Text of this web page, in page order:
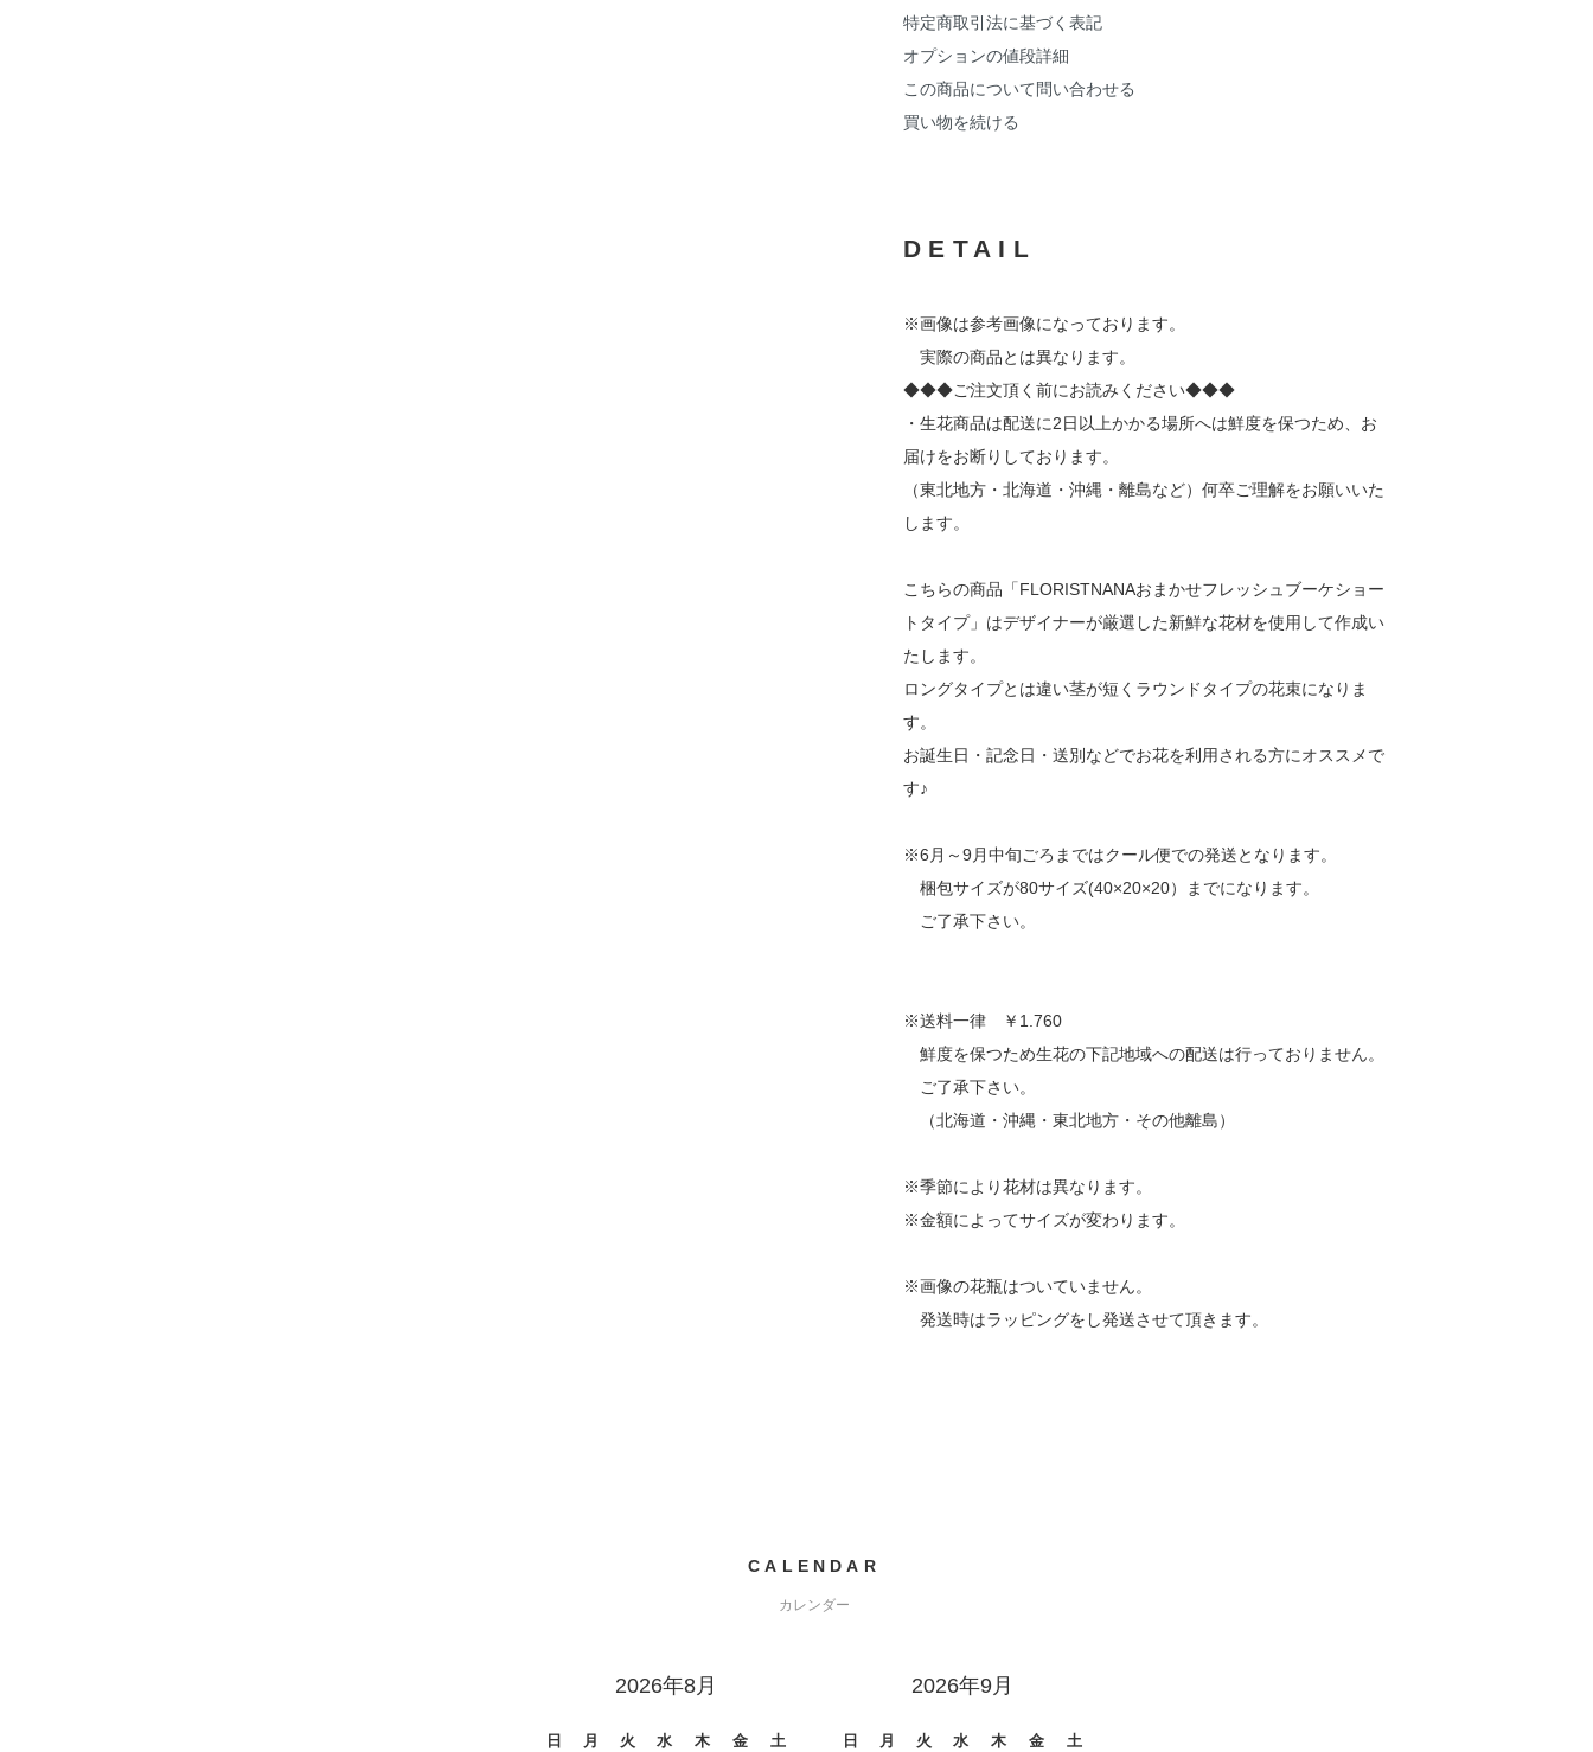
特定商取引法に基づく表記
オプションの値段詳細
この商品について問い合わせる
買い物を続ける
DETAIL
※画像は参考画像になっております。
実際の商品とは異なります。
◆◆◆ご注文頂く前にお読みください◆◆◆
・生花商品は配送に2日以上かかる場所へは鮮度を保つため、お
届けをお断りしております。
（東北地方・北海道・沖縄・離島など）何卒ご理解をお願いいた
します。
こちらの商品「FLORISTNANAおまかせフレッシュブーケショー
トタイプ」はデザイナーが厳選した新鮮な花材を使用して作成い
たします。
ロングタイプとは違い茎が短くラウンドタイプの花束になりま
す。
お誕生日・記念日・送別などでお花を利用される方にオススメで
す♪
※6月～9月中旬ごろまではクール便での発送となります。
梱包サイズが80サイズ(40×20×20）までになります。
ご了承下さい。
※送料一律 ￥1.760
鮮度を保つため生花の下記地域への配送は行っておりません。
ご了承下さい。
（北海道・沖縄・東北地方・その他離島）
※季節により花材は異なります。
※金額によってサイズが変わります。
※画像の花瓶はついていません。
発送時はラッピングをし発送させて頂きます。
CALENDAR
カレンダー
2026年8月
日 月 火 水 木 金 土
2026年9月
日 月 火 水 木 金 土